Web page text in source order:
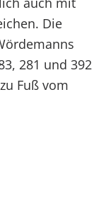
Die
281 und 392
Fuß vom